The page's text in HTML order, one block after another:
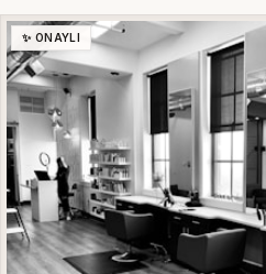
✨ ONAYLI